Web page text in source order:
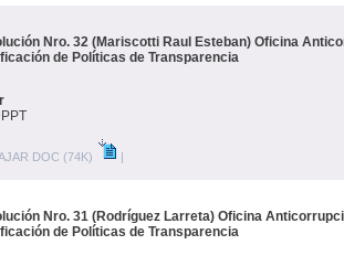
Nro. 32 (Mariscotti Raul Esteban) Oficina
de Políticas de Transparencia
DOC (74K) |
Nro. 31 (Rodríguez Larreta) Oficina
de Políticas de Transparencia